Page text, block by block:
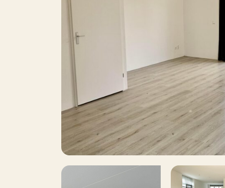
Dakterras
Inclusief BTW
Roken
Huisdieren toegestaan